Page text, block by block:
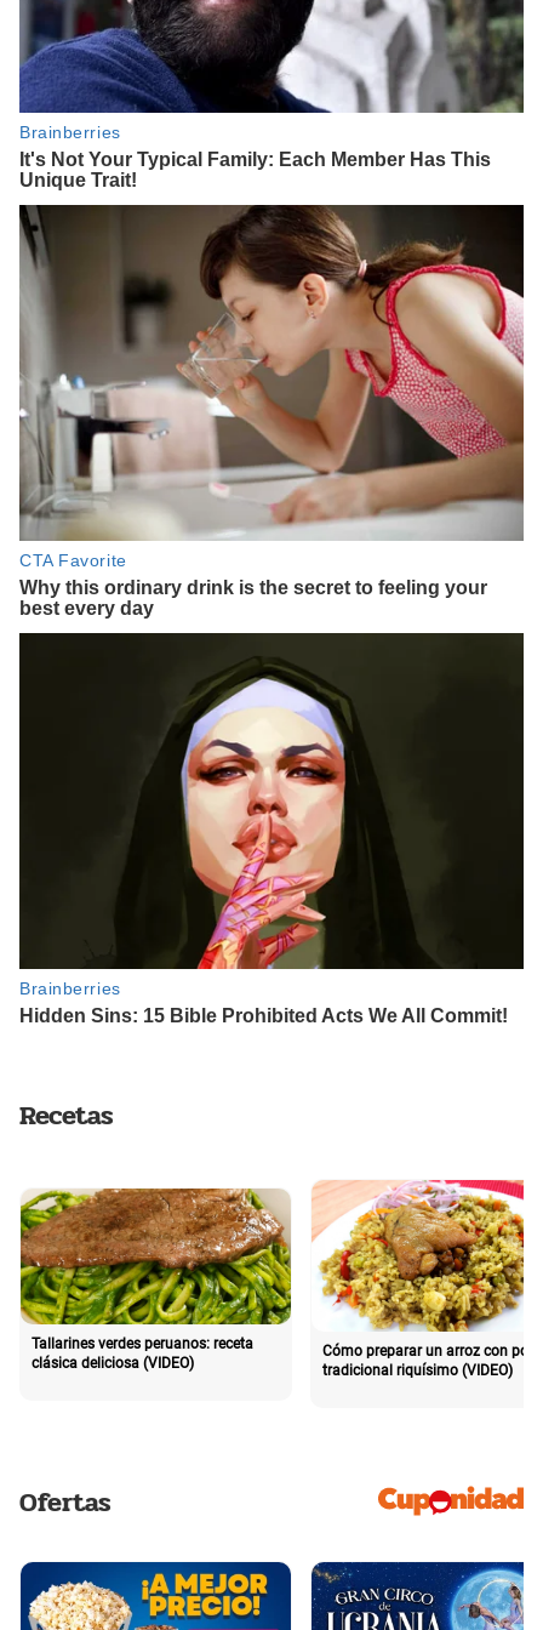
Recetas
Tallarines verdes peruanos: receta
clásica deliciosa (VIDEO)
Cómo preparar un arroz con pollo
tradicional riquísimo (VIDEO)
Ofertas